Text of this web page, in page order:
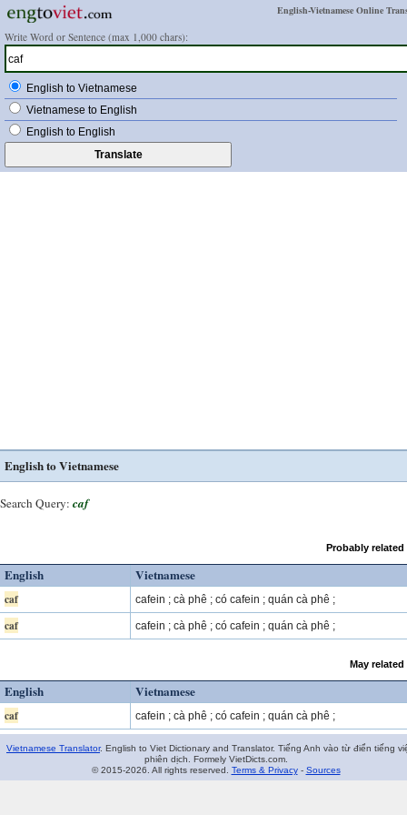
English-Vietnamese Online
Write Word or Sentence (max 1,000 chars):
English to Vietnamese
Vietnamese to English
English to English
English to Vietnamese
Search Query: caf
Probably
English Vietnamese
caf cafein ; cà phê ; có cafein ; quán cà phê ;
caf cafein ; cà phê ; có cafein ; quán cà phê ;
May
English Vietnamese
caf cafein ; cà phê ; có cafein ; quán cà phê ;
Vietnamese Translator. English to Viet Dictionary and Translator. Tiếng Anh vào từ điển tiếng
phiên dịch. Formely VietDicts.com.
© 2015-2026. All rights reserved. Terms & Privacy- Sources